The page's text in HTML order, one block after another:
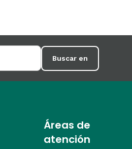
Buscar en
Áreas de
atención